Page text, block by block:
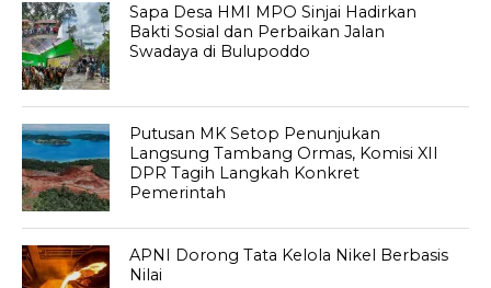
Sapa Desa HMI MPO Sinjai Hadirkan
Bakti Sosial dan Perbaikan Jalan
Swadaya di Bulupoddo
Putusan MK Setop Penunjukan
Langsung Tambang Ormas, Komisi XII
DPR Tagih Langkah Konkret
Pemerintah
APNI Dorong Tata Kelola Nikel Berbasis
Nilai